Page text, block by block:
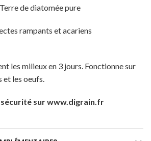
de diatomée pure
rampants et acariens
les milieux en 3 jours. Fonctionne sur
et les oeufs.
surwww.digrain.fr